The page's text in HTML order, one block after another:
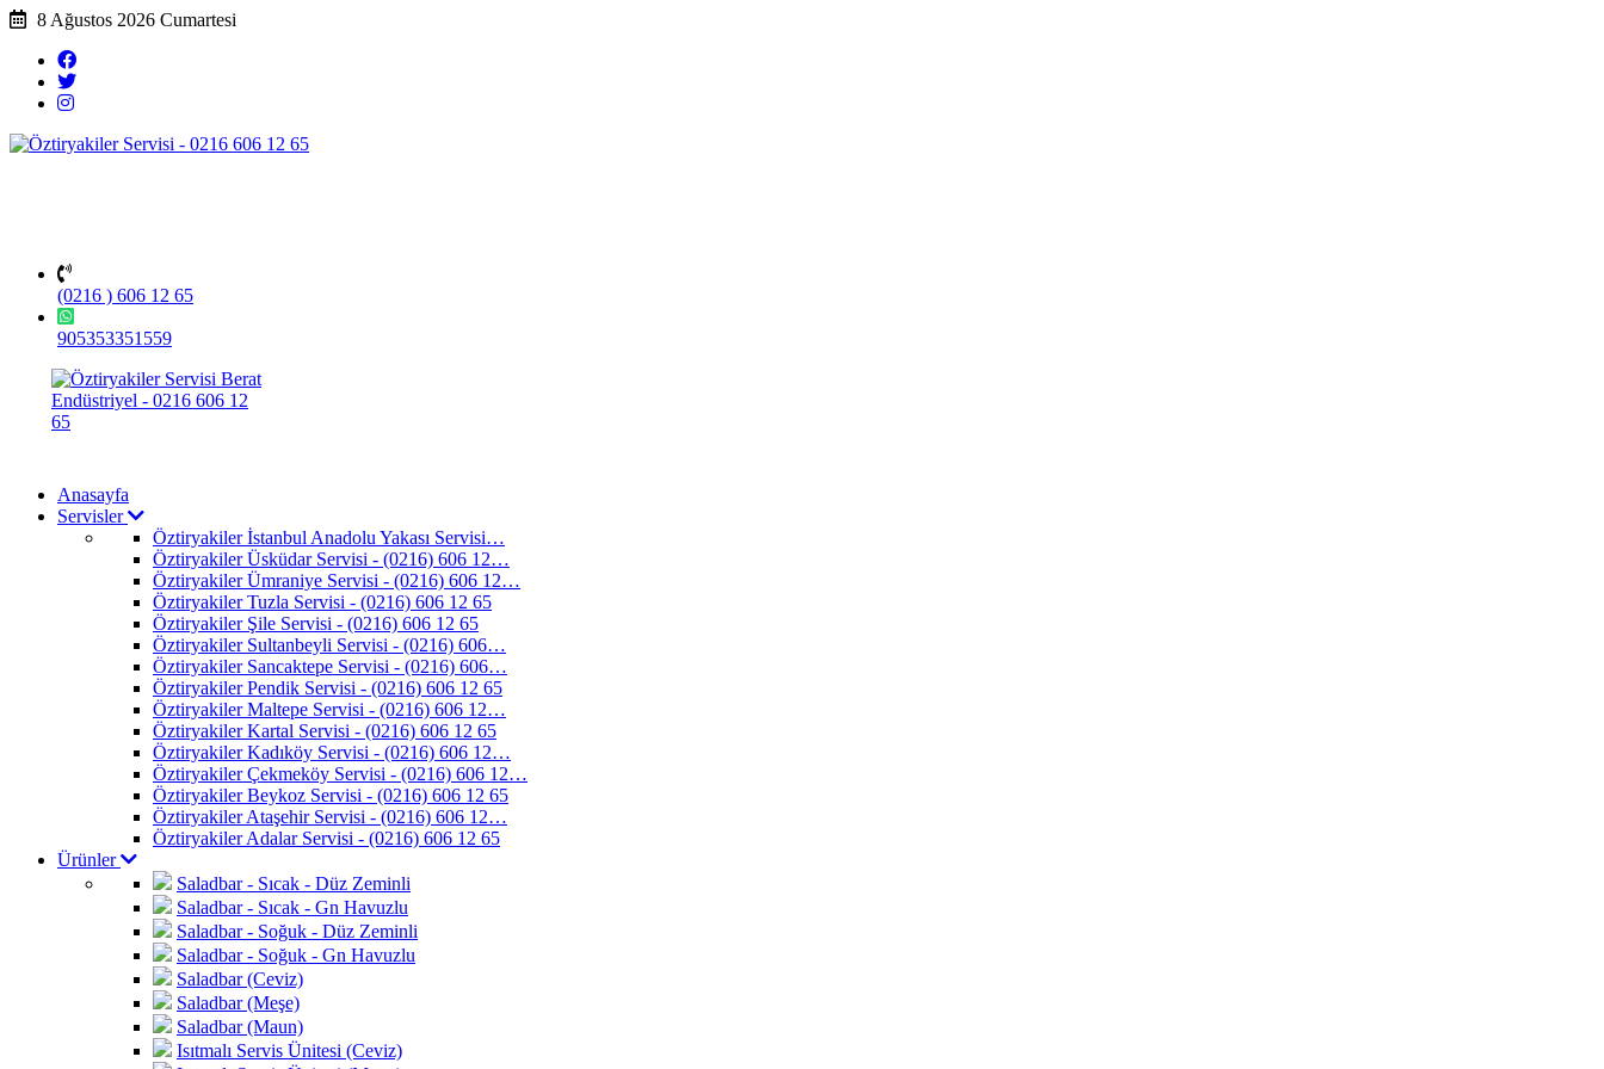
8 Ağustos 2026 Cumartesi
(0216 ) 606 12 65
905353351559
Anasayfa
Servisler
Öztiryakiler İstanbul Anadolu Yakası Servisi…
Öztiryakiler Üsküdar Servisi - (0216) 606 12…
Öztiryakiler Ümraniye Servisi - (0216) 606 12…
Öztiryakiler Tuzla Servisi - (0216) 606 12 65
Öztiryakiler Şile Servisi - (0216) 606 12 65
Öztiryakiler Sultanbeyli Servisi - (0216) 606…
Öztiryakiler Sancaktepe Servisi - (0216) 606…
Öztiryakiler Pendik Servisi - (0216) 606 12 65
Öztiryakiler Maltepe Servisi - (0216) 606 12…
Öztiryakiler Kartal Servisi - (0216) 606 12 65
Öztiryakiler Kadıköy Servisi - (0216) 606 12…
Öztiryakiler Çekmeköy Servisi - (0216) 606 12…
Öztiryakiler Beykoz Servisi - (0216) 606 12 65
Öztiryakiler Ataşehir Servisi - (0216) 606 12…
Öztiryakiler Adalar Servisi - (0216) 606 12 65
Ürünler
Saladbar - Sıcak - Düz Zeminli
Saladbar - Sıcak - Gn Havuzlu
Saladbar - Soğuk - Düz Zeminli
Saladbar - Soğuk - Gn Havuzlu
Saladbar (Ceviz)
Saladbar (Meşe)
Saladbar (Maun)
Isıtmalı Servis Ünitesi (Ceviz)